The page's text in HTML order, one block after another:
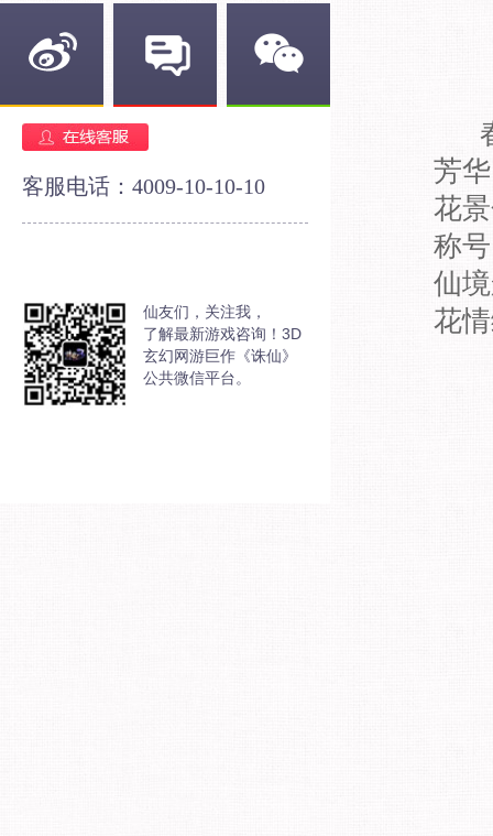
客服电话：4009-10-10-10
仙友们，关注我，
了解最新游戏咨询！3D
玄幻网游巨作《诛仙》
公共微信平台。
芳
花
称
仙
花